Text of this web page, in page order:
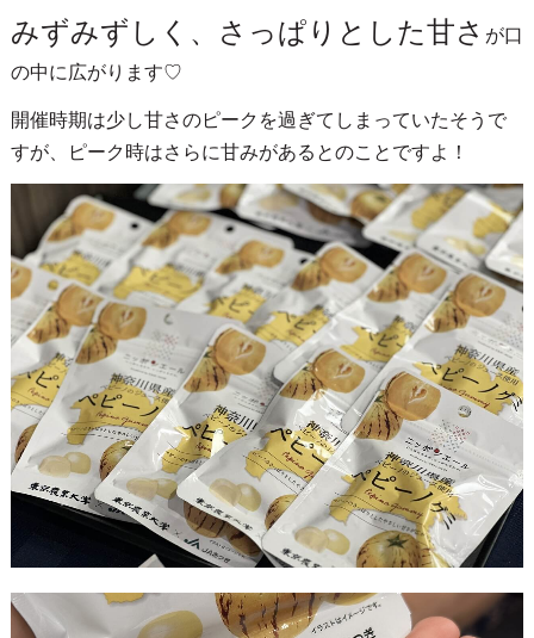
みずみずしく、さっぱりとした甘さ が口
の中に広がります♡
開催時期は少し甘さのピークを過ぎてしまっていたそうで
すが、ピーク時はさらに甘みがあるとのことですよ！